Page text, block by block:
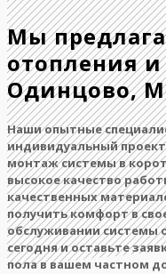
Мы
отопления
Одинцово,
Наши опытные
индивидуальный
монтаж системы в
высокое качество
качественных
получить комфорт в
обслуживании системы
сегодня и оставьте
пола в вашем частном